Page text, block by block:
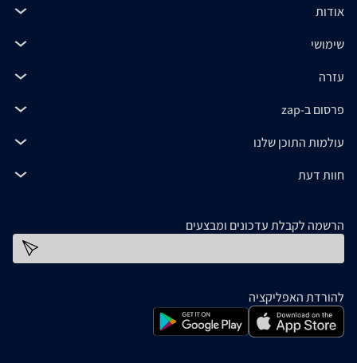
אודות
שימושי
עזרה
פרסום ב-zap
עולמות התוכן שלנו
חוות דעת
הרשמה לקבלת עדכונים ומבצעים
להורדת האפליקציה